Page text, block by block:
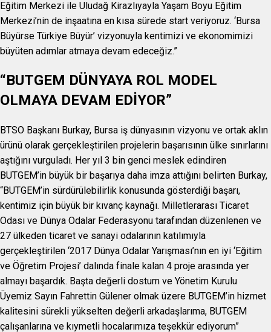
Eğitim Merkezi ile Uludağ Kirazlıyayla Yaşam Boyu Eğitim
Merkezi’nin de inşaatına en kısa sürede start veriyoruz. ‘Bursa
Büyürse Türkiye Büyür’ vizyonuyla kentimizi ve ekonomimizi
büyüten adımlar atmaya devam edeceğiz.”
“BUTGEM DÜNYAYA ROL MODEL
OLMAYA DEVAM EDİYOR”
BTSO Başkanı Burkay, Bursa iş dünyasının vizyonu ve ortak aklın
ürünü olarak gerçekleştirilen projelerin başarısının ülke sınırlarını
aştığını vurguladı. Her yıl 3 bin genci meslek edindiren
BUTGEM’in büyük bir başarıya daha imza attığını belirten Burkay,
“BUTGEM’in sürdürülebilirlik konusunda gösterdiği başarı,
kentimiz için büyük bir kıvanç kaynağı. Milletlerarası Ticaret
Odası ve Dünya Odalar Federasyonu tarafından düzenlenen ve
27 ülkeden ticaret ve sanayi odalarının katılımıyla
gerçekleştirilen ‘2017 Dünya Odalar Yarışması’nın en iyi ‘Eğitim
ve Öğretim Projesi’ dalında finale kalan 4 proje arasında yer
almayı başardık. Başta değerli dostum ve Yönetim Kurulu
Üyemiz Sayın Fahrettin Gülener olmak üzere BUTGEM’in hizmet
kalitesini sürekli yükselten değerli arkadaşlarıma, BUTGEM
çalışanlarına ve kıymetli hocalarımıza teşekkür ediyorum”